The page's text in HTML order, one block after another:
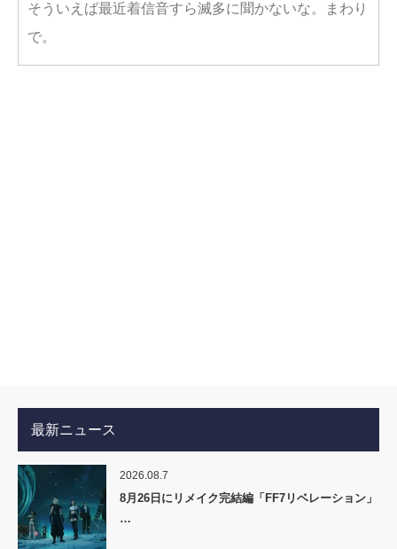
そういえば最近着信音すら滅多に聞かないな。まわり
で。
最新ニュース
2026.08.7
8月26日にリメイク完結編「FF7リベレーション」
…